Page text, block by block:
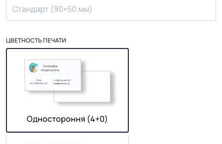
Стандарт (90×50 мм)
ЦВЕТНОСТЬ ПЕЧАТИ
Одностороння (4+0)